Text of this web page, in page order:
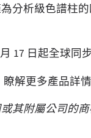
分析級色譜柱
17 日起全球同
瞭解更多產品詳
其附屬公司的商